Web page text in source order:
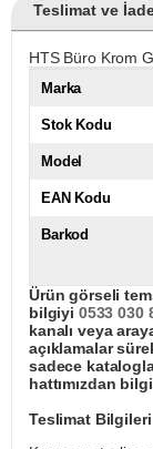
Teslimat ve
HTS Büro Krom
Marka
Stok Kodu
Model
EAN Kodu
Barkod
Ürün görseli
bilgiyi 0533 030
kanalı veya
açıklamalar
sadece
hattımızdan
Teslimat Bilgileri